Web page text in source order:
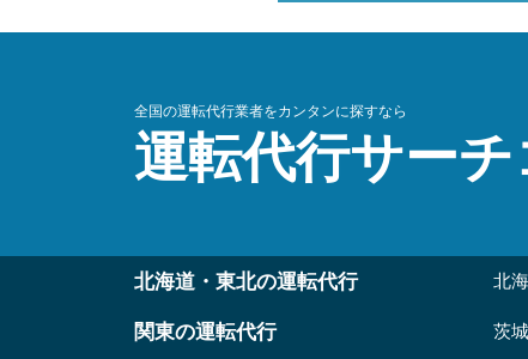
全国の運転代行業者をカンタンに探すなら
運転代行サーチ
北海道・東北の運転代行 北
関東の運転代行 茨